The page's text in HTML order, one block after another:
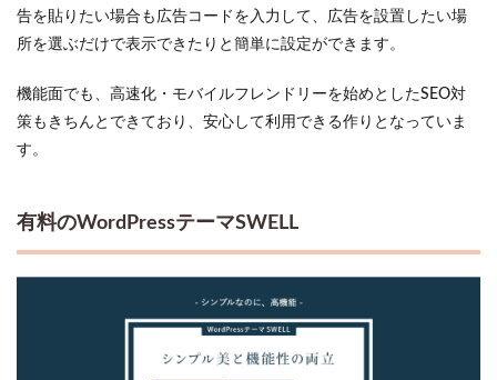
告を貼りたい場合も広告コードを入力して、広告を設置したい場
所を選ぶだけで表示できたりと簡単に設定ができます。
機能面でも、高速化・モバイルフレンドリーを始めとしたSEO対
策もきちんとできており、安心して利用できる作りとなっていま
す。
有料のWordPressテーマSWELL